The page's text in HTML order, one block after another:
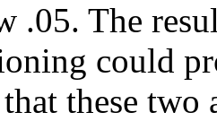
.05. The
could
these two